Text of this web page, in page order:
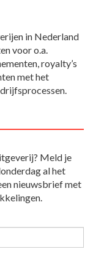
in Nederland
voor o.a.
royalty’s
met het
Meld je
al het
nieuwsbrief met